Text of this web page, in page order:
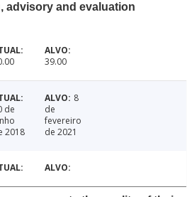
advisory and evaluation
39.00
de
2018
8
de
fevereiro
de 2021